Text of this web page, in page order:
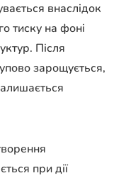
внаслідок
тиску на фоні
Після
зарощується,
при дії